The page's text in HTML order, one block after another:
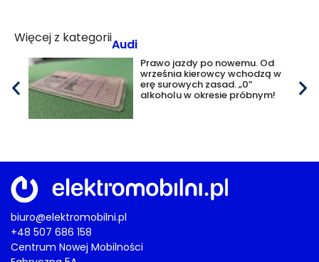
Więcej z kategoriiAudi
Prawo jazdy po nowemu. Od
września kierowcy wchodzą w
erę surowych zasad. „0”
alkoholu w okresie próbnym!
biuro@elektromobilni.pl
+48 507 686 158
Centrum Nowej Mobilności